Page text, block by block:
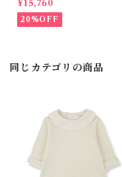
¥15,760
20%OFF
同じカテゴリの商品